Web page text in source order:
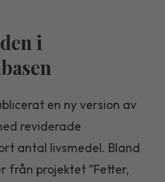
i
en ny version av
reviderade
antal livsmedel. Bland
från projektet ”Fetter,